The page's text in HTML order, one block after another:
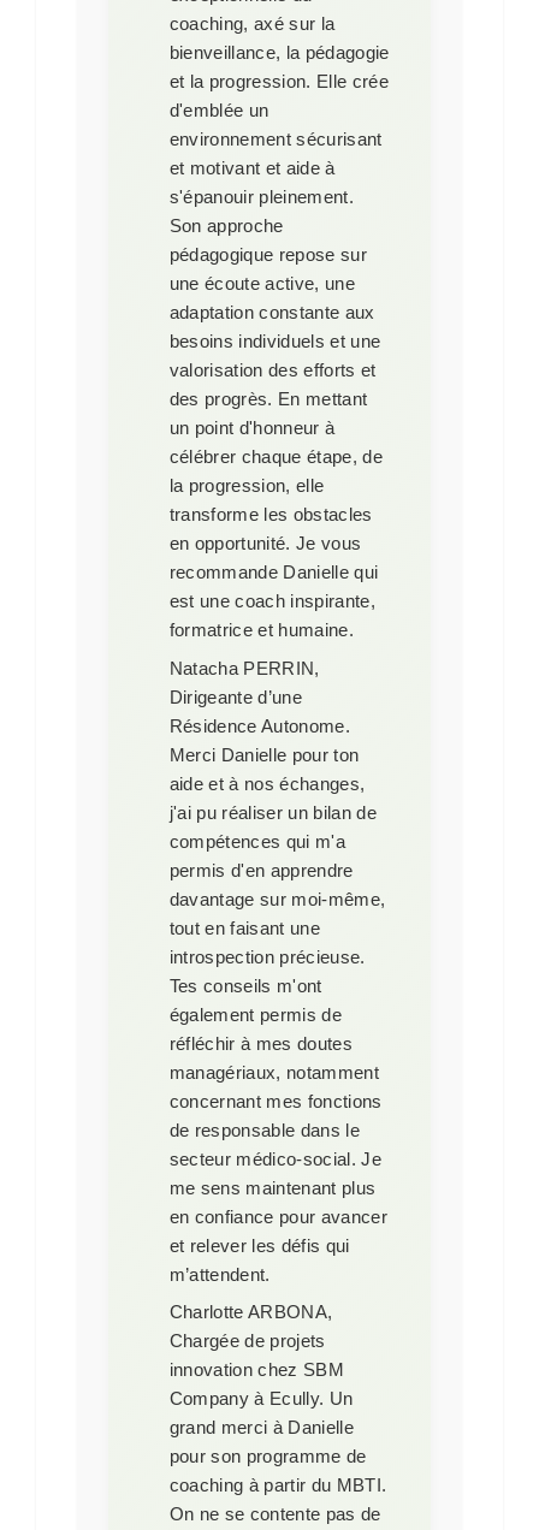
coaching, axé sur la
bienveillance, la pédagogie
et la progression. Elle crée
d'emblée un
environnement sécurisant
et motivant et aide à
s'épanouir pleinement.
Son approche
pédagogique repose sur
une écoute active, une
adaptation constante aux
besoins individuels et une
valorisation des efforts et
des progrès. En mettant
un point d'honneur à
célébrer chaque étape, de
la progression, elle
transforme les obstacles
en opportunité. Je vous
recommande Danielle qui
est une coach inspirante,
formatrice et humaine.
Natacha PERRIN,
Dirigeante d’une
Résidence Autonome.
Merci Danielle pour ton
aide et à nos échanges,
j'ai pu réaliser un bilan de
compétences qui m'a
permis d'en apprendre
davantage sur moi-même,
tout en faisant une
introspection précieuse.
Tes conseils m'ont
également permis de
réfléchir à mes doutes
managériaux, notamment
concernant mes fonctions
de responsable dans le
secteur médico-social. Je
me sens maintenant plus
en confiance pour avancer
et relever les défis qui
m’attendent.
Charlotte ARBONA,
Chargée de projets
innovation chez SBM
Company à Ecully. Un
grand merci à Danielle
pour son programme de
coaching à partir du MBTI.
On ne se contente pas de